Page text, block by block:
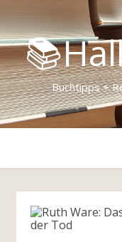
Buchtipps +